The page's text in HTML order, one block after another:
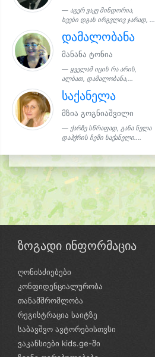
აგერ ვაკე მინდორია,
ხეები დგას ირგვლივ ჯარად, ...
დამალობანა
მანანა ტონია
ყველამ იცის რა არის,
ალბათ, დამალობანა,...
საქანელა
მზია გოგნიაშვილი
ქარზე სწრაფად, განა ნელა
დაჰქრის ჩემი საქანელი....
ზოგადი ინფორმაცია
ღონისძიებები
კონფიდენციალურობა
თანამშრომლობა
რეგისტრაცია საიტზე
საბავშვო ავტორებისთვსი
ვაკანსიები kids.ge-ში